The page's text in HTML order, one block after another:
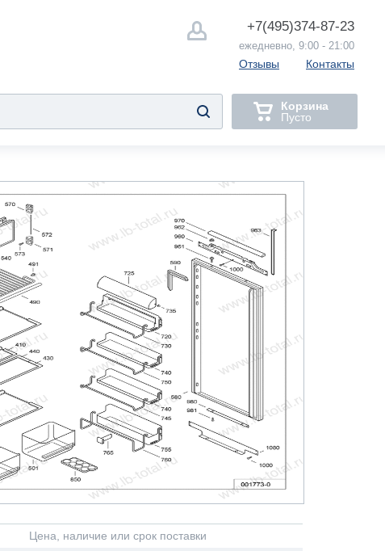
+7(495)374-87-23
ежедневно, 9:00 - 21:00
Отзывы Контакты
Корзина
Пусто
Цена, наличие или срок поставки